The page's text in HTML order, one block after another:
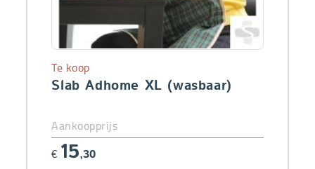
Slab Adhome XL (wasbaar)
Te koop
Aankoopprijs
€ 15,30